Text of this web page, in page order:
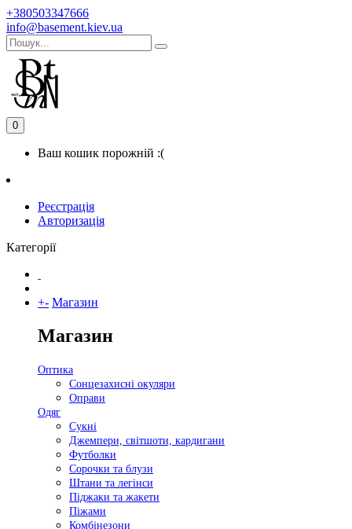
+380503347666
info@basement.kiev.ua
0
Ваш кошик порожній :(
Реєстрація
Авторизація
Категорії
+- Магазин
Магазин
Оптика
Сонцезахисні окуляри
Оправи
Одяг
Сукні
Джемпери, світшоти, кардигани
Футболки
Сорочки та блузи
Штани та легінси
Піджаки та жакети
Піжами
Комбінезони